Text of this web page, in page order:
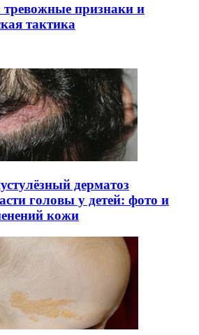
тревожные признаки и
тактика
дерматоз
головы у детей: фото и
кожи